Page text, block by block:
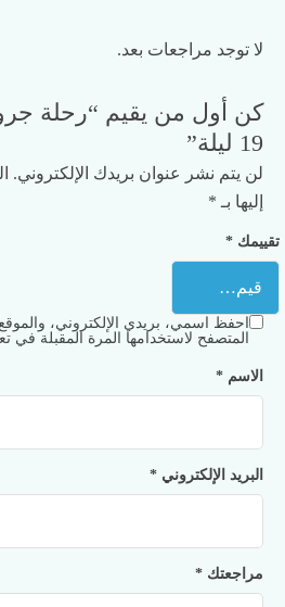
لا توجد مراجعات بعد.
19 ليلة”
لن يتم نشر عنوان بريدك الإلكتروني.
إليها بـ *
تقييمك *
مراجعتك *
الاسم *
البريد الإلكتروني *
احفظ اسمي، بريدي الإلكتروني،
المتصفح لاستخدامها المرة المقبلة في